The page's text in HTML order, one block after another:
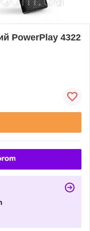
PowerPlay 4322